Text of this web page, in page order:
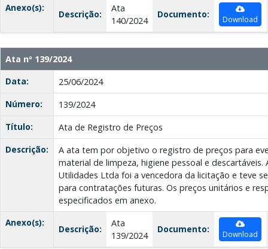
Anexo(s):
Descrição:
Ata
140/2024
Documento: Download
Ata nº 139/2024
Data:
25/06/2024
Número:
139/2024
Título:
Ata de Registro de Preços
Descrição:
A ata tem por objetivo o registro de preços para
material de limpeza, higiene pessoal e descartáveis.
Utilidades Ltda foi a vencedora da licitação e teve
para contratações futuras. Os preços unitários e
especificados em anexo.
Anexo(s):
Descrição:
Ata
139/2024
Documento: Download